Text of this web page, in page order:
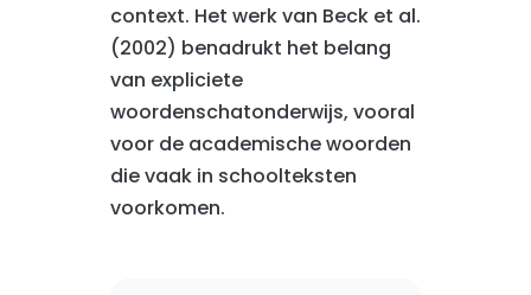
context. Het werk van Beck et al.
(2002) benadrukt het belang
van expliciete
woordenschatonderwijs, vooral
voor de academische woorden
die vaak in schoolteksten
voorkomen.